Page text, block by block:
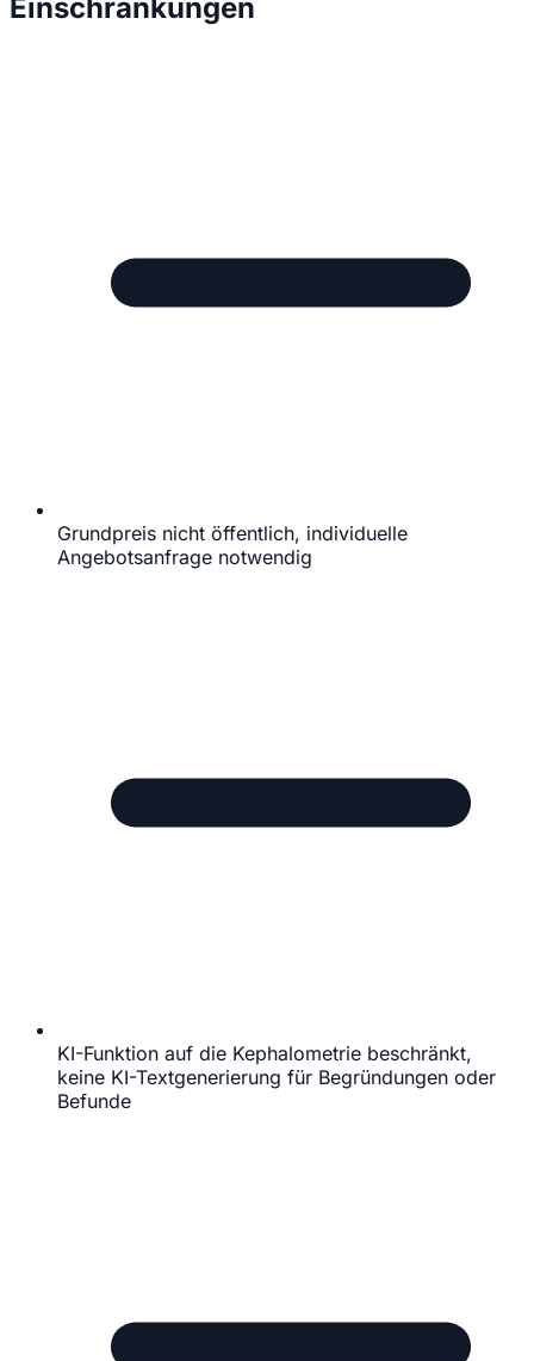
Einschränkungen
Grundpreis nicht öffentlich, individuelle
Angebotsanfrage notwendig
KI-Funktion auf die Kephalometrie beschränkt,
keine KI-Textgenerierung für Begründungen oder
Befunde